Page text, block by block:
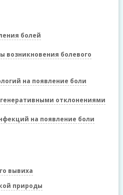
болей
возникновения болевого
на появление боли
отклонениями
на появление боли
вывиха
природы